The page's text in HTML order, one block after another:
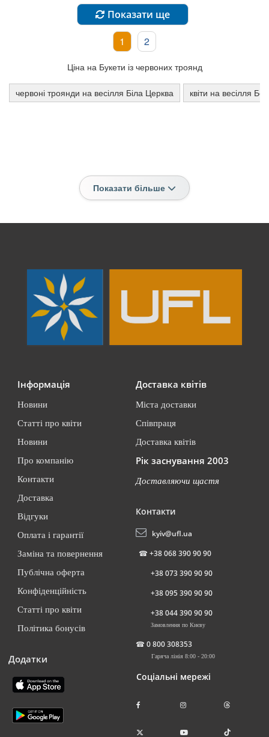
Показати ще
1 2
Ціна на Букети із червоних троянд
червоні троянди на весілля Біла Церква квіти на весілля
Показати більше
Інформація
Новини
Статті про квіти
Новини
Про компанію
Контакти
Доставка
Відгуки
Оплата і гарантії
Заміна та повернення
Публічна оферта
Конфіденційність
Статті про квіти
Політика бонусів
Додатки
Доставка квітів
Міста доставки
Співпраця
Доставка квітів
Рік заснування 2003
Доставляючи щастя
Контакти
kyiv@ufl.ua
☎ +38 068 390 90 90
+38 073 390 90 90
+38 095 390 90 90
+38 044 390 90 90
Замовлення по Києву
☎ 0 800 308353
Гаряча лінія 8:00 - 20:00
Соціальні мережі